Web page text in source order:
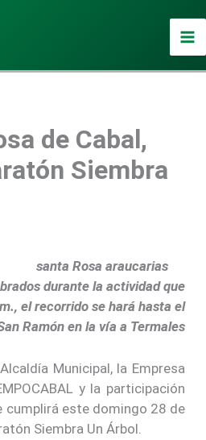
de Cabal,
Siembra
durante la actividad que
el recorrido se hará hasta el
Ramón en la vía a Termales
Municipal, la Empresa
y la participación
cumplirá este domingo 28 de
Siembra Un Árbol.